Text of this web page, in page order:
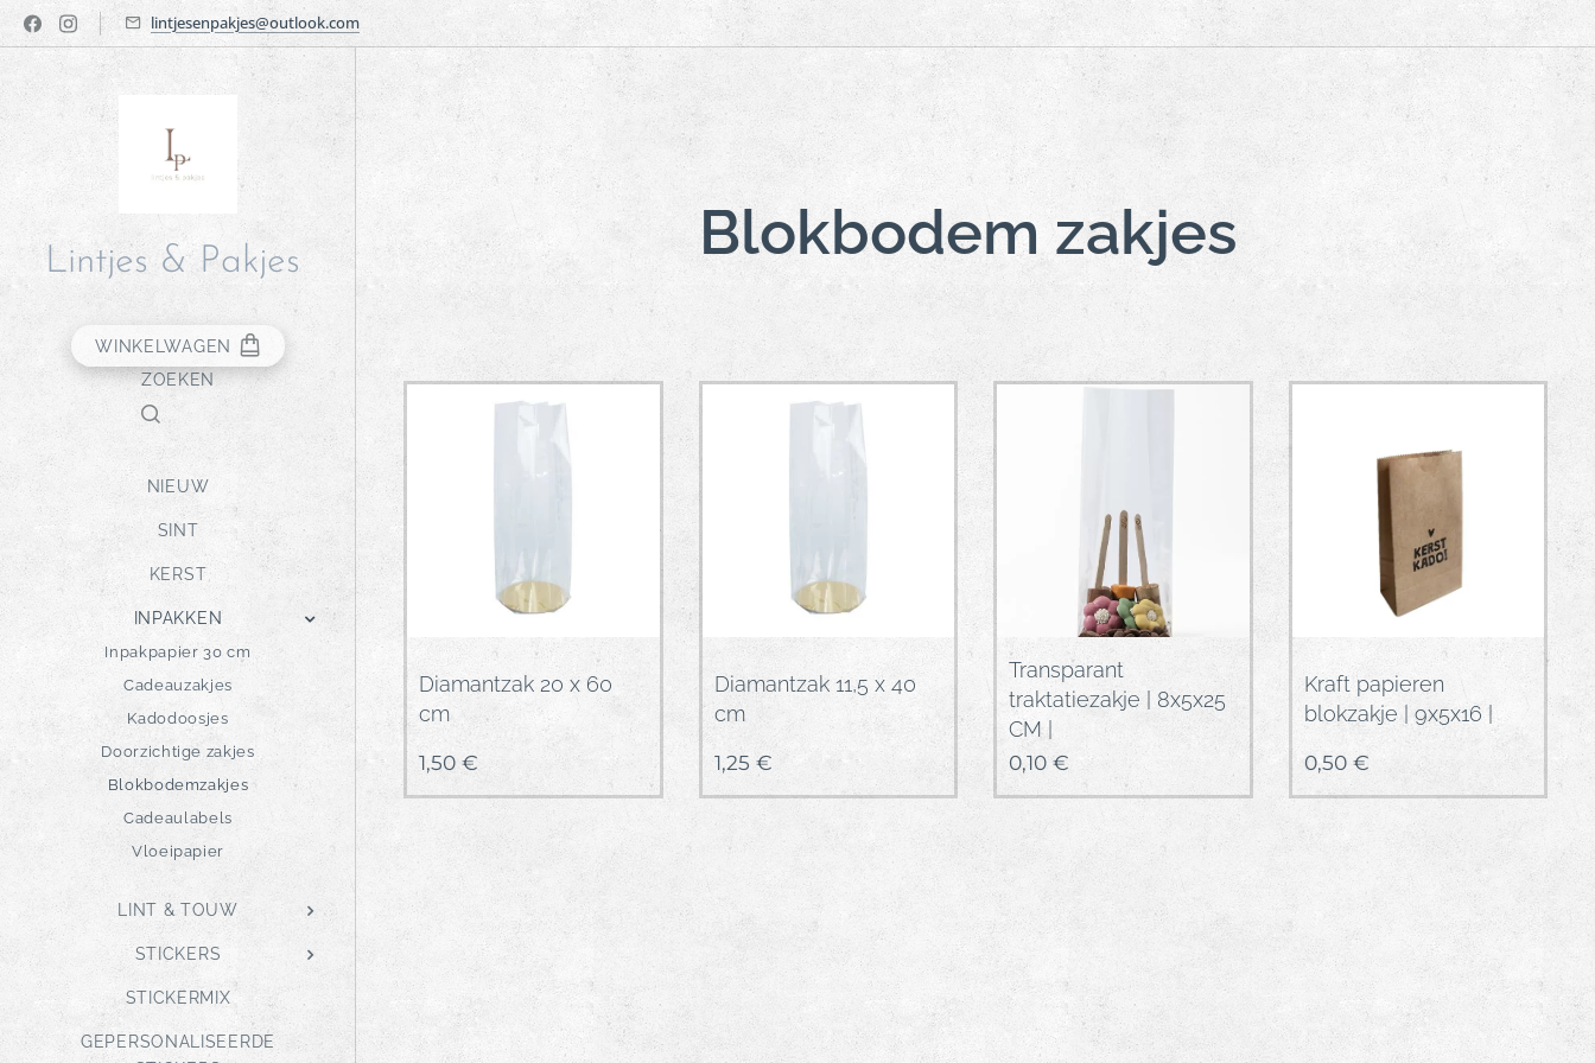
lintjesenpakjes@outlook.com
Lintjes & Pakjes
WINKELWAGEN
ZOEKEN
NIEUW
SINT
KERST
INPAKKEN
Inpakpapier 30 cm
Cadeauzakjes
Kadodoosjes
Doorzichtige zakjes
Blokbodemzakjes
Cadeaulabels
Vloeipapier
LINT & TOUW
STICKERS
STICKERMIX
GEPERSONALISEERDE
Blokbodem zakjes
Diamantzak 20 x 60
cm
1,50 €
Diamantzak 11,5 x 40
cm
1,25 €
Transparant
traktatiezakje | 8x5x25
CM |
0,10 €
Kraft papieren
blokzakje | 9x5x16 |
0,50€